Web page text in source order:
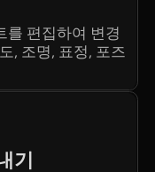
를 편집하여 변경
, 조명, 표정, 포즈
기